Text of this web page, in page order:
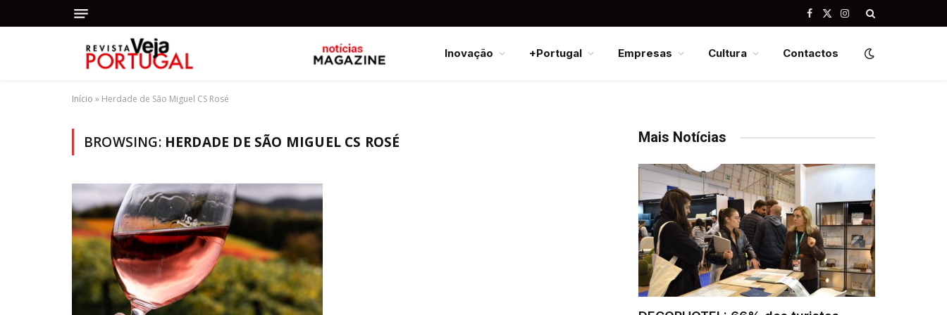
Facebook
X
Instagram
Inovação +Portugal Empresas Cultura Contactos
Início » Herdade de São Miguel CS Rosé
BROWSING: HERDADE DE SÃO MIGUEL CS ROSÉ Mais Notícias